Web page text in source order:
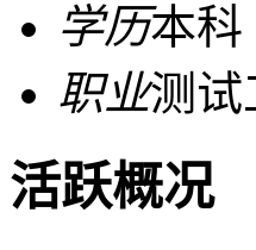
学历本科
职业测试
活跃概况